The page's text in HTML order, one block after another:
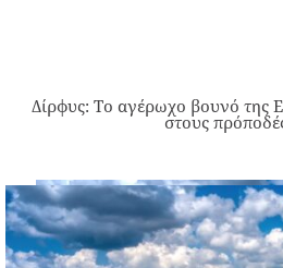
Δίρφυς: Το αγέρωχο βουνό της
στους